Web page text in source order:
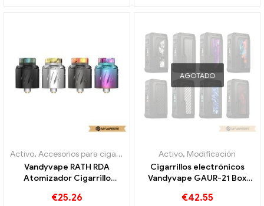
Activo, Accesorios para cigarrillos electrónicos
Vandyvape RATH RDA
Atomizador Cigarrillo
Personalizado
€25.26
AGOTADO
Activo, Modificación
Cigarrillos electrónicos
Vandyvape GAUR-21 Box
personalizados
€42.55